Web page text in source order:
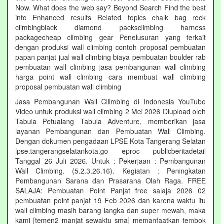
Now. What does the web say? Beyond Search Find the best
info Enhanced results Related topics chalk bag rock
climbingblack diamond packsclimbing harness
packagecheap climbing gear Penelusuran yang terkait
dengan produksi wall climbing contoh proposal pembuatan
papan panjat jual wall climbing biaya pembuatan boulder rab
pembuatan wall climbing jasa pembangunan wall climbing
harga point wall climbing cara membuat wall climbing
proposal pembuatan wall climbing
Jasa Pembangunan Wall Cllimbing di Indonesia YouTube
Video untuk produksi wall climbing 2 Mei 2026 Diupload oleh
Tabula Petualang Tabula Adventure, memberikan jasa
layanan Pembangunan dan Pembuatan Wall Climbing.
Dengan dokumen pengadaan LPSE Kota Tangerang Selatan
lpse.tangerangselatankota.go eproc publicberitadetail
Tanggal 26 Juli 2026. Untuk : Pekerjaan : Pembangunan
Wall Climbing. (5.2.3.26.16). Kegiatan : Peningkatan
Pembangunan Sarana dan Prasarana Olah Raga. FREE
SALAJA: Pembuatan Point Panjat free salaja 2026 02
pembuatan point panjat 19 Feb 2026 dan karena waktu itu
wall climbing masih barang langka dan super mewah, maka
kami [temen2 manjat sewaktu sma] memanfaatkan tembok